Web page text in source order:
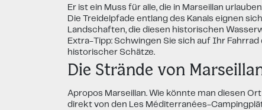
Er ist ein Muss für alle, die in Marseillan
Die Treidelpfade entlang des Kanals eignen
Landschaften, die diesen historischen
Extra-Tipp: Schwingen Sie sich auf Ihr
historischer Schätze.
Die Strände von
Apropos Marseillan. Wie könnte man diesen
direkt von den Les Méditerranées-